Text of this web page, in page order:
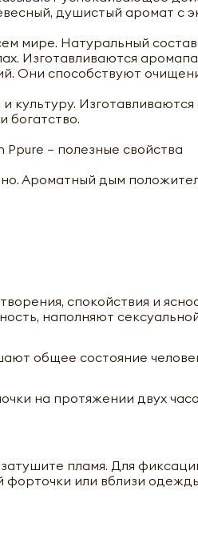
душистый аромат с
мире. Натуральный
Изготавливаются
Они способствуют
культуру.
богатство.
– полезные свойства
Ароматный дым
спокойствия и
наполняют
общее состояние
на протяжении двух
пламя. Для
форточки или вблизи
Медитации (Meditation incense